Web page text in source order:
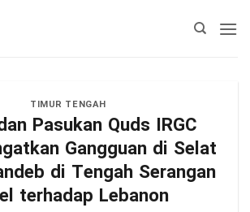
TIMUR TENGAH
Pasukan Quds IRGC
Gangguan di Selat
di Tengah Serangan
terhadap Lebanon